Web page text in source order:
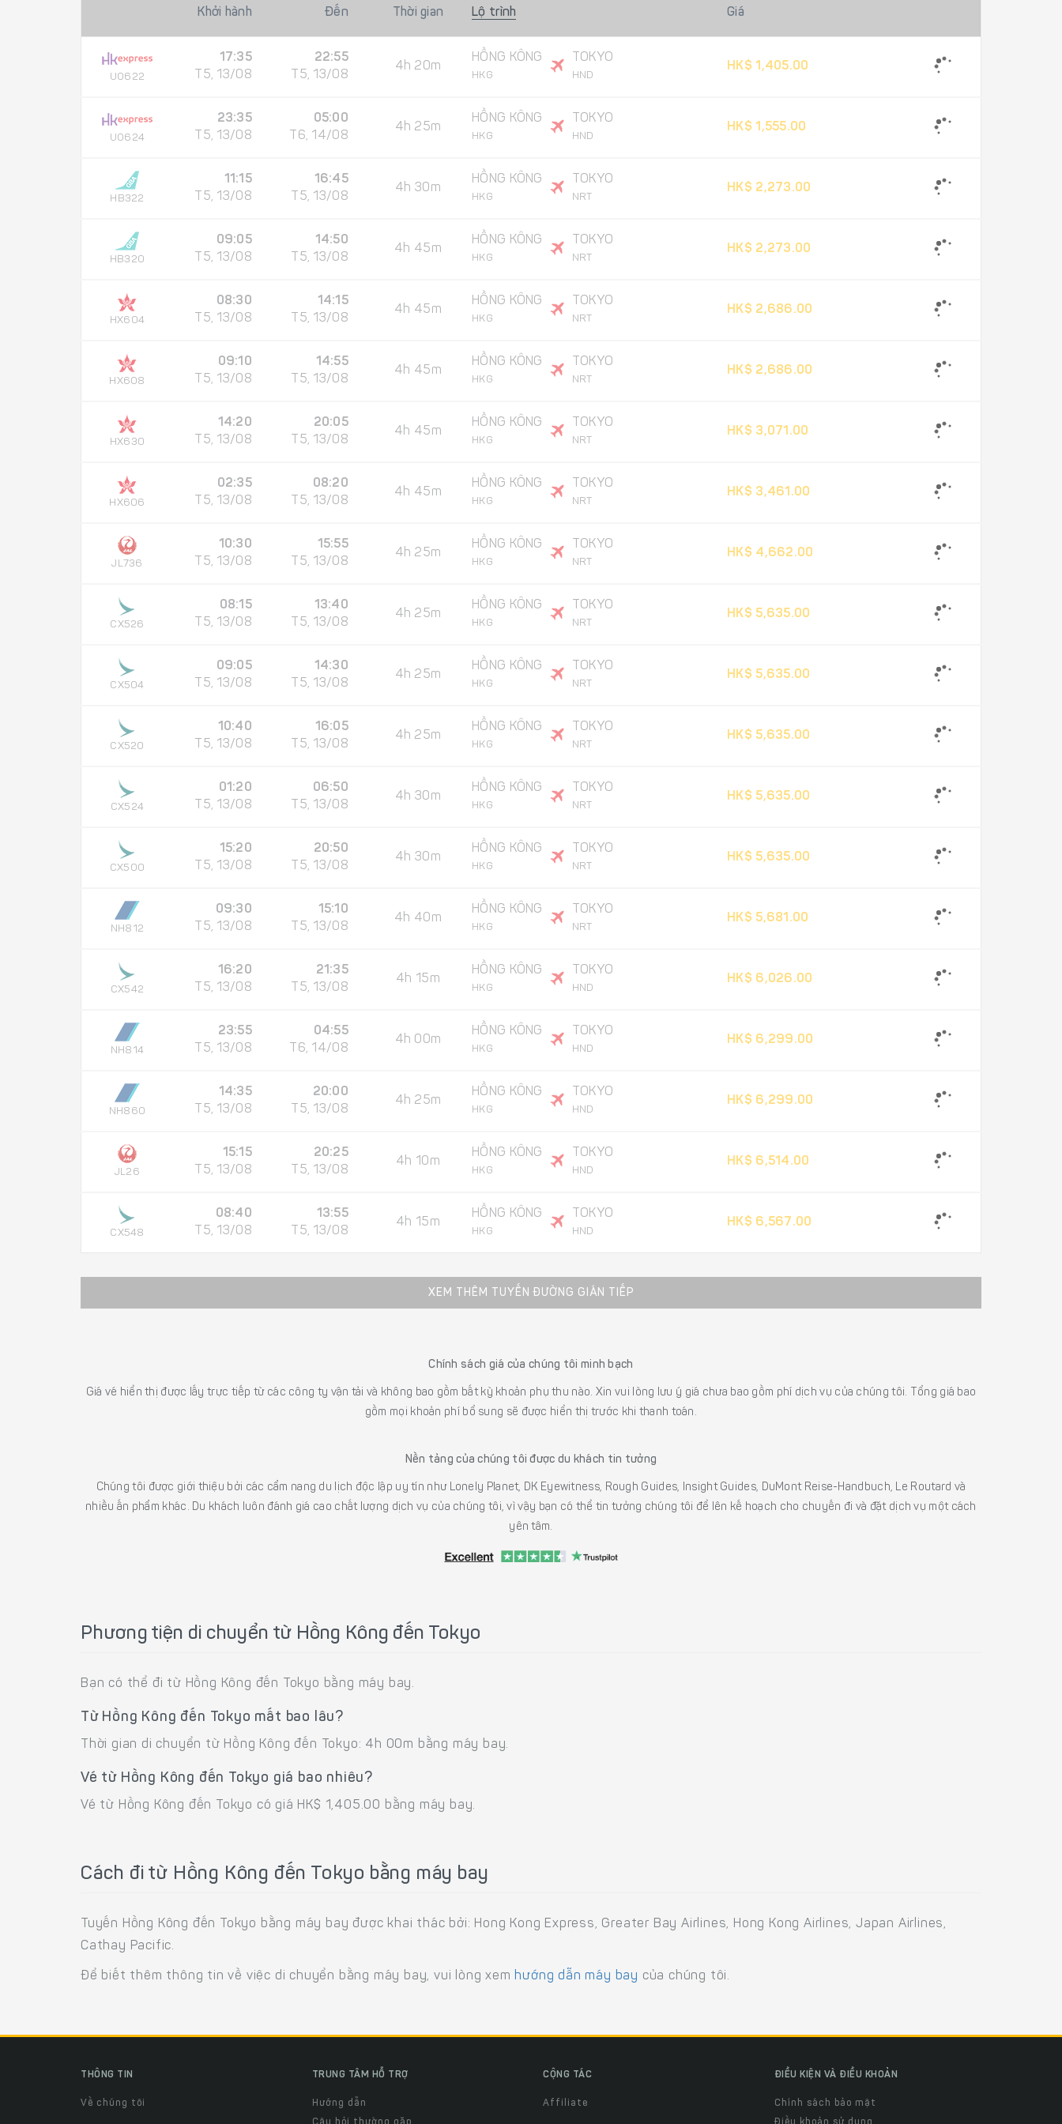
Khởi hành Đến Thời gian Lộ trình Giá
UO622
17:35
T5, 13/08
22:55
T5, 13/08
4h 20m
HỒNG KÔNG
HKG
TOKYO
HND
HK$ 1,405.00
UO624
23:35
T5, 13/08
05:00
T6, 14/08
4h 25m
HỒNG KÔNG
HKG
TOKYO
HND
HK$ 1,555.00
HB322
11:15
T5, 13/08
16:45
T5, 13/08
4h 30m
HỒNG KÔNG
HKG
TOKYO
NRT
HK$ 2,273.00
HB320
09:05
T5, 13/08
14:50
T5, 13/08
4h 45m
HỒNG KÔNG
HKG
TOKYO
NRT
HK$ 2,273.00
HX604
08:30
T5, 13/08
14:15
T5, 13/08
4h 45m
HỒNG KÔNG
HKG
TOKYO
NRT
HK$ 2,686.00
HX608
09:10
T5, 13/08
14:55
T5, 13/08
4h 45m
HỒNG KÔNG
HKG
TOKYO
NRT
HK$ 2,686.00
HX630
14:20
T5, 13/08
20:05
T5, 13/08
4h 45m
HỒNG KÔNG
HKG
TOKYO
NRT
HK$ 3,071.00
HX606
02:35
T5, 13/08
08:20
T5, 13/08
4h 45m
HỒNG KÔNG
HKG
TOKYO
NRT
HK$ 3,461.00
JL736
10:30
T5, 13/08
15:55
T5, 13/08
4h 25m
HỒNG KÔNG
HKG
TOKYO
NRT
HK$ 4,662.00
CX526
08:15
T5, 13/08
13:40
T5, 13/08
4h 25m
HỒNG KÔNG
HKG
TOKYO
NRT
HK$ 5,635.00
CX504
09:05
T5, 13/08
14:30
T5, 13/08
4h 25m
HỒNG KÔNG
HKG
TOKYO
NRT
HK$ 5,635.00
CX520
10:40
T5, 13/08
16:05
T5, 13/08
4h 25m
HỒNG KÔNG
HKG
TOKYO
NRT
HK$ 5,635.00
CX524
01:20
T5, 13/08
06:50
T5, 13/08
4h 30m
HỒNG KÔNG
HKG
TOKYO
NRT
HK$ 5,635.00
CX500
15:20
T5, 13/08
20:50
T5, 13/08
4h 30m
HỒNG KÔNG
HKG
TOKYO
NRT
HK$ 5,635.00
NH812
09:30
T5, 13/08
15:10
T5, 13/08
4h 40m
HỒNG KÔNG
HKG
TOKYO
NRT
HK$ 5,681.00
CX542
16:20
T5, 13/08
21:35
T5, 13/08
4h 15m
HỒNG KÔNG
HKG
TOKYO
HND
HK$ 6,026.00
NH814
23:55
T5, 13/08
04:55
T6, 14/08
4h 00m
HỒNG KÔNG
HKG
TOKYO
HND
HK$ 6,299.00
NH860
14:35
T5, 13/08
20:00
T5, 13/08
4h 25m
HỒNG KÔNG
HKG
TOKYO
HND
HK$ 6,299.00
JL26
15:15
T5, 13/08
20:25
T5, 13/08
4h 10m
HỒNG KÔNG
HKG
TOKYO
HND
HK$ 6,514.00
CX548
08:40
T5, 13/08
13:55
T5, 13/08
4h 15m
HỒNG KÔNG
HKG
TOKYO
HND
HK$ 6,567.00
XEM THÊM TUYẾN ĐƯỜNG GIÁN TIẾP
Chính sách giá của chúng tôi minh bạch
Giá vé hiển thị được lấy trực tiếp từ các công ty vận tải và không bao gồm bất kỳ khoản phụ thu nào. Xin vui lòng lưu ý giá chưa bao gồm phí dịch vụ của chúng tôi. Tổng giá bao
gồm mọi khoản phí bổ sung sẽ được hiển thị trước khi thanh toán.
Nền tảng của chúng tôi được du khách tin tưởng
Chúng tôi được giới thiệu bởi các cẩm nang du lịch độc lập uy tín như Lonely Planet, DK Eyewitness, Rough Guides, Insight Guides, DuMont Reise-Handbuch, Le Routard và
nhiều ấn phẩm khác. Du khách luôn đánh giá cao chất lượng dịch vụ của chúng tôi, vì vậy bạn có thể tin tưởng chúng tôi để lên kế hoạch cho chuyến đi và đặt dịch vụ một cách
yên tâm.
Phương tiện di chuyển từ Hồng Kông đến Tokyo
Bạn có thể đi từ Hồng Kông đến Tokyo bằng máy bay.
Từ Hồng Kông đến Tokyo mất bao lâu?
Thời gian di chuyển từ Hồng Kông đến Tokyo: 4h 00m bằng máy bay.
Vé từ Hồng Kông đến Tokyo giá bao nhiêu?
Vé từ Hồng Kông đến Tokyo có giá HK$ 1,405.00 bằng máy bay.
Cách đi từ Hồng Kông đến Tokyo bằng máy bay
Tuyến Hồng Kông đến Tokyo bằng máy bay được khai thác bởi: Hong Kong Express, Greater Bay Airlines, Hong Kong Airlines, Japan Airlines,
Cathay Pacific.
Để biết thêm thông tin về việc di chuyển bằng máy bay, vui lòng xem hướng dẫn máy bay của chúng tôi.
THÔNG TIN
Về chúng tôi
TRUNG TÂM HỖ TRỢ
Hướng dẫn
CỘNG TÁC
Affiliate
ĐIỀU KIỆN VÀ ĐIỀU KHOẢN
Chính sách bảo mật